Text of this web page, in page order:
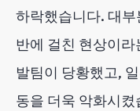
하락했습니다. 대
반에 걸친 현상이
발팀이 당황했고,
동을 더욱 악화시